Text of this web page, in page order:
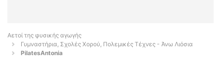
Αετοί της φυσικής αγωγής
Γυμναστήρια, Σχολές Χορού, Πολεμικές Τέχνες - Άνω Λιόσια
PilatesAntonia